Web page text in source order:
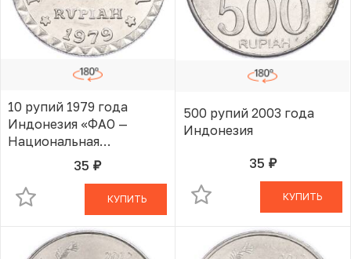
10 рупий 1979 года
Индонезия «ФАО —
Национальная
программа
энергосбережения»
35 руб.В КОРЗИНЕ
КУПИТЬ
500 рупий 2003 года
Индонезия
35 руб.В КОРЗИНЕ
КУПИТЬ